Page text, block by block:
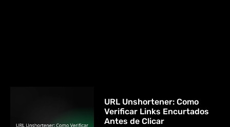
URL Unshortener: Como
Verificar Links Encurtados
Antes de Clicar